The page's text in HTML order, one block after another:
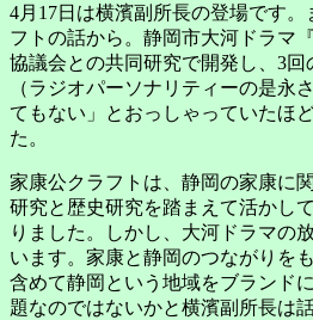
4月17日は横濱副所長の登場です
フトの話から。静岡市大河ドラマ
協議会との共同研究で開発し、3回
（ラジオパーソナリティーの是永
てもない」とおっしゃっていたほ
た。
家康公クラフトは、静岡の家康に
研究と歴史研究を踏まえて活かし
りました。しかし、大河ドラマの
います。家康と静岡のつながりを
含めて静岡という地域をブランド
題なのではないかと横濱副所長は